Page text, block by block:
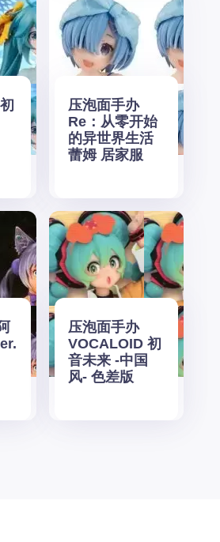
压泡面手办
Re：从零开始
的异世界生活
蕾姆 居家服
压泡面手办
VOCALOID 初
音未来 -中国
风- 色差版